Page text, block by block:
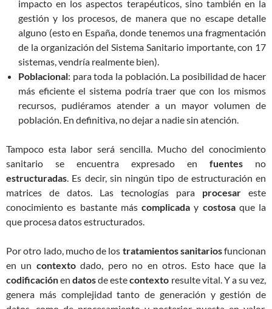
impacto en los aspectos terapéuticos, sino también en la
gestión y los procesos, de manera que no escape detalle
alguno (esto en España, donde tenemos una fragmentación
de la organización del Sistema Sanitario importante, con 17
sistemas, vendría realmente bien).
Poblacional: para toda la población. La posibilidad de hacer
más eficiente el sistema podría traer que con los mismos
recursos, pudiéramos atender a un mayor volumen de
población. En definitiva, no dejar a nadie sin atención.
Tampoco esta labor será sencilla. Mucho del conocimiento
sanitario se encuentra expresado en fuentes no
estructuradas. Es decir, sin ningún tipo de estructuración en
matrices de datos. Las tecnologías para procesar este
conocimiento es bastante más complicada y costosaque la
que procesa datos estructurados.
Por otro lado, mucho de los tratamientossanitariosfuncionan
en un contextodado, pero no en otros. Esto hace que la
codificaciónendatosde estecontexto resulte vital. Y a su vez,
genera más complejidad tanto de generación y gestión de